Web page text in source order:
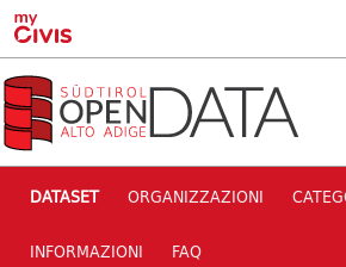
Skip to main content
DATASET ORGANIZZAZIONI
INFORMAZIONI FAQ